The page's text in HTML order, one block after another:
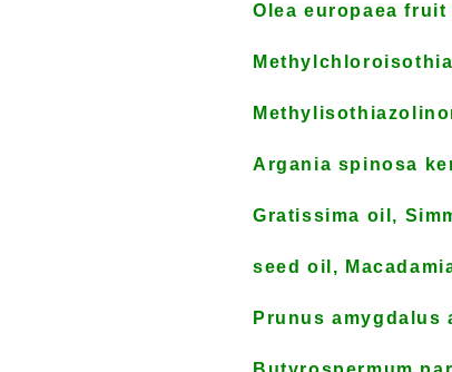
Olea europaea fruit
Argania spinosa
Gratissima oil,
seed oil,
Prunus amygdalus